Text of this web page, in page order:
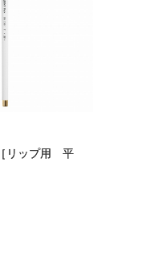
リップ用 平